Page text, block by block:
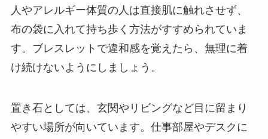
人やアレルギー体質の人は直接肌に触れさせず、
布の袋に入れて持ち歩く方法がすすめられていま
す。ブレスレットで違和感を覚えたら、無理に着
け続けないようにしましょう。
置き石としては、玄関やリビングなど目に留まり
やすい場所が向いています。仕事部屋やデスクに